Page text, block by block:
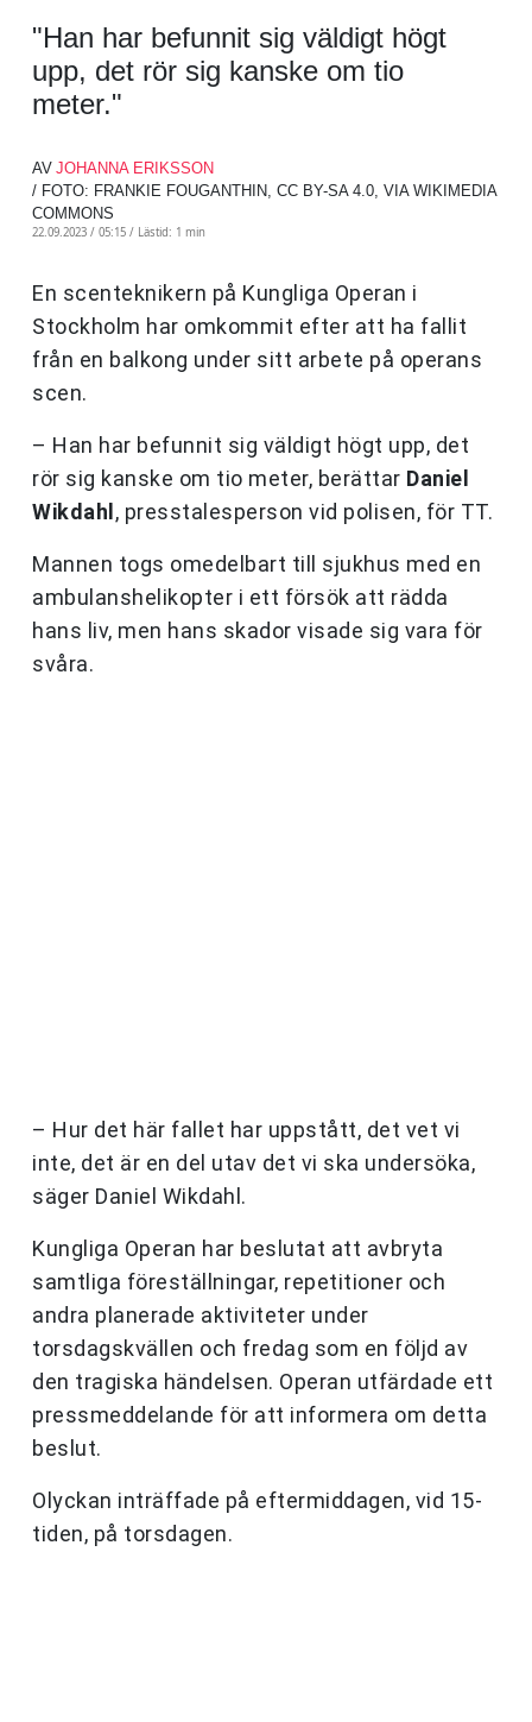
"Han har befunnit sig väldigt högt
upp, det rör sig kanske om tio
meter."
AV JOHANNA ERIKSSON
/ FOTO: FRANKIE FOUGANTHIN, CC BY-SA 4.0, VIA WIKIMEDIA
COMMONS
22.09.2023 / 05:15 / Lästid: 1 min
En scenteknikern på Kungliga Operan i
Stockholm har omkommit efter att ha fallit
från en balkong under sitt arbete på operans
scen.
– Han har befunnit sig väldigt högt upp, det
rör sig kanske om tio meter, berättar Daniel
Wikdahl , presstalesperson vid polisen, för TT.
Mannen togs omedelbart till sjukhus med en
ambulanshelikopter i ett försök att rädda
hans liv, men hans skador visade sig vara för
svåra.
– Hur det här fallet har uppstått, det vet vi
inte, det är en del utav det vi ska undersöka,
säger Daniel Wikdahl.
Kungliga Operan har beslutat att avbryta
samtliga föreställningar, repetitioner och
andra planerade aktiviteter under
torsdagskvällen och fredag som en följd av
den tragiska händelsen. Operan utfärdade ett
pressmeddelande för att informera om detta
beslut.
Olyckan inträffade på eftermiddagen, vid 15-
tiden, på torsdagen.